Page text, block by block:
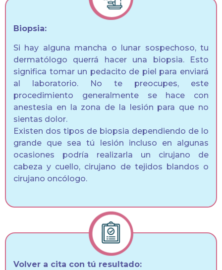
Biopsia:
Si hay alguna mancha o lunar sospechoso, tu
dermatólogo querrá hacer una biopsia. Esto
significa tomar un pedacito de piel para enviará
al laboratorio. No te preocupes, este
procedimiento generalmente se hace con
anestesia en la zona de la lesión para que no
sientas dolor.
Existen dos tipos de biopsia dependiendo de lo
grande que sea tú lesión incluso en algunas
ocasiones podría realizarla un cirujano de
cabeza y cuello, cirujano de tejidos blandos o
cirujano oncólogo.
Volver a cita con tú resultado: